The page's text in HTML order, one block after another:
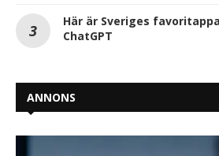
Här är Sveriges
ChatGPT
ANNONS